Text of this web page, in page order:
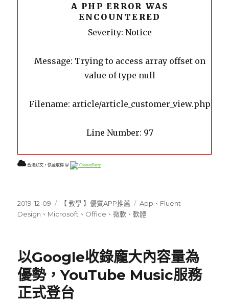
A PHP ERROR WAS
ENCOUNTERED
Severity: Notice
Message: Trying to access array offset on
value of type null
Filename: article/article_customer_view.php
Line Number: 97
合法好文，快速取得 ＠ ContentParty
發
佈
2019-12-09
分
類
【 教學 】優質APP推薦
標
籤
App 、 Fluent
Design 、 Microsoft 、 Office 、微軟 、軟體
以Google收錄龐大內容量為
優勢，YouTube Music服務
正式登台